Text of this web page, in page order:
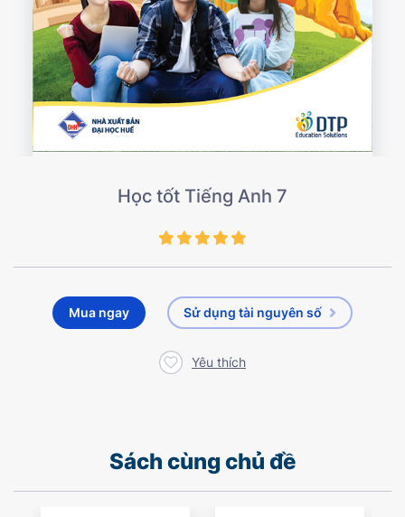
Học tốt Tiếng Anh 7
Mua ngay Sử dụng tài nguyên số
Yêu thích
Sách cùng chủ đề